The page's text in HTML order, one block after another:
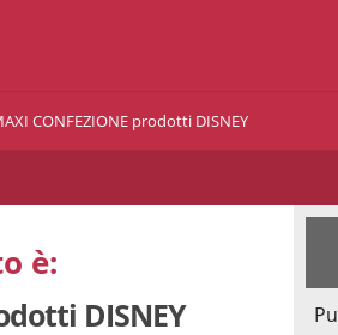
CONFEZIONE prodotti DISNEY
è:
DISNEY